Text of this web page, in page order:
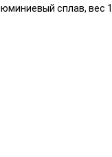
сплав, вес